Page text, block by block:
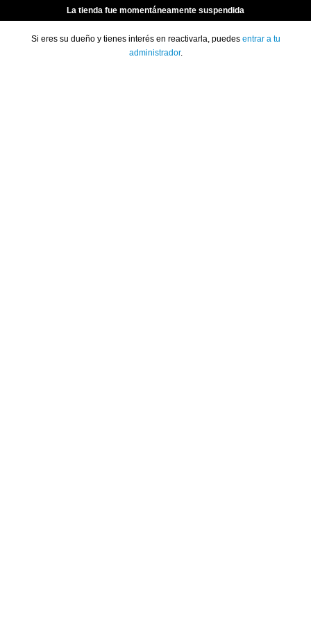
La tienda fue momentáneamente suspendida
Si eres su dueño y tienes interés en reactivarla, puedes entrar a tu
administrador.